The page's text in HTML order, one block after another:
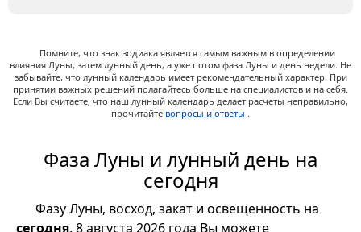
Помните, что знак зодиака является самым важным в определении
влияния Луны, затем лунный день, а уже потом фаза Луны и день недели. Не
забывайте, что лунный календарь имеет рекомендательный характер. При
принятии важных решений полагайтесь больше на специалистов и на себя.
Если Вы считаете, что наш лунный календарь делает расчеты неправильно,
прочитайте вопросы и ответы .
Фаза Луны и лунный день на
сегодня
Фазу Луны, восход, закат и освещенность на
сегодня, 8 августа 2026 года Вы можете